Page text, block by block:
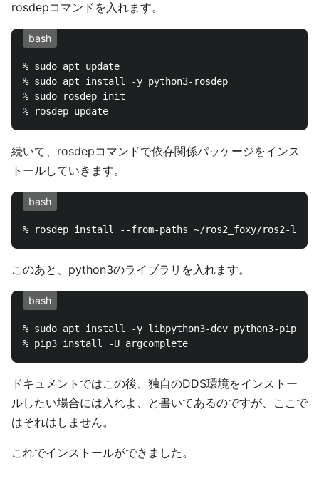
rosdepコマンドを入れます。
bash
% sudo apt update
% sudo apt install -y python3-rosdep
% sudo rosdep init
続いて、rosdepコマンドで依存関係パッケージをインス
トールしていきます。
bash
このあと、python3のライブラリを入れます。
bash
% sudo apt install -y libpython3-dev python3-pip
ドキュメントではこの後、独自のDDS環境をインストー
ルしたい場合には入れよ、と書いてあるのですが、ここで
はそれはしません。
これでインストールができました。